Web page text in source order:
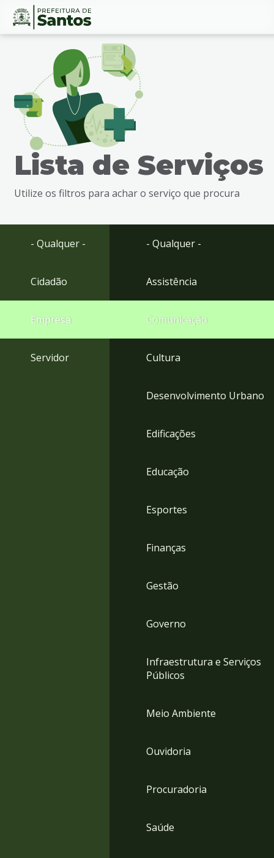
Ir
busca
Ir
Conteúdo
Lista de Serviços
Utilize os filtros para achar o serviço que procura
- Qualquer -
Cidadão
Empresa
Servidor
- Qualquer -
Assistência
Comunicação
Cultura
Desenvolvimento Urbano
Edificações
Educação
Esportes
Finanças
Gestão
Governo
Infraestrutura e Serviços
Públicos
Meio Ambiente
Ouvidoria
Procuradoria
Saúde